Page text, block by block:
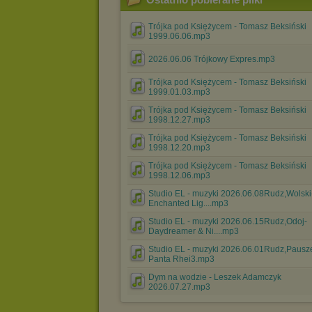
Trójka pod Księżycem - Tomasz Beksiński
1999.06.06.mp3
2026.06.06 Trójkowy Expres.mp3
Trójka pod Księżycem - Tomasz Beksiński
1999.01.03.mp3
Trójka pod Księżycem - Tomasz Beksiński
1998.12.27.mp3
Trójka pod Księżycem - Tomasz Beksiński
1998.12.20.mp3
Trójka pod Księżycem - Tomasz Beksiński
1998.12.06.mp3
Studio EL - muzyki
Enchanted Lig....mp3
Studio EL - muzyki 2026.06.15Rudz,Odoj-
Daydreamer & Ni....mp3
Studio EL - muzyki
Panta Rhei3.mp3
Dym na wodzie - Leszek Adamczyk
2026.07.27.mp3